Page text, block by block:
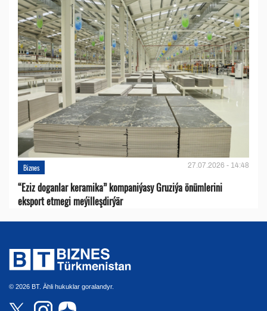
Biznes 27.07.2026 - 14:48
“Eziz doganlar keramika” kompaniýasy Gruziýa önümlerini
eksport etmegi meýilleşdirýär
© 2026 BT. Ähli hukuklar goralandyr.